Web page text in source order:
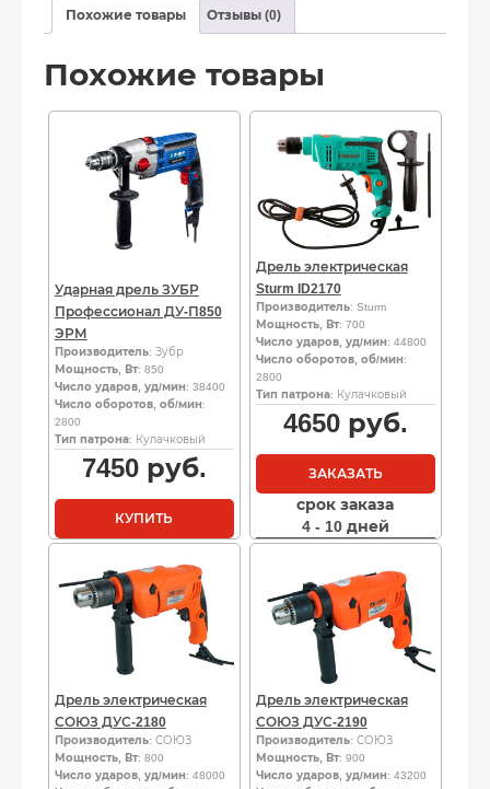
Похожие товары Отзывы (0)
Похожие товары
Ударная дрель ЗУБР
Профессионал ДУ-П850
ЭРМ
Производитель: Зубр
Мощность, Вт: 850
Число ударов, уд/мин: 38400
Число оборотов, об/мин:
2800
Тип патрона: Кулачковый
7450руб.
КУПИТЬ
Дрель электрическая
Sturm ID2170
Производитель: Sturm
Мощность, Вт: 700
Число ударов, уд/мин: 44800
Число оборотов, об/мин:
2800
Тип патрона: Кулачковый
4650руб.
ЗАКАЗАТЬ
срок заказа
4 - 10 дней
Дрель электрическая
СОЮЗ ДУС-2180
Производитель: СОЮЗ
Мощность, Вт: 800
Число ударов, уд/мин: 48000
Дрель электрическая
СОЮЗ ДУС-2190
Производитель: СОЮЗ
Мощность, Вт: 900
Число ударов, уд/мин: 43200